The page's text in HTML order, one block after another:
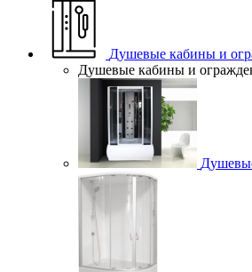
Душевые кабины и
Душевые кабины и